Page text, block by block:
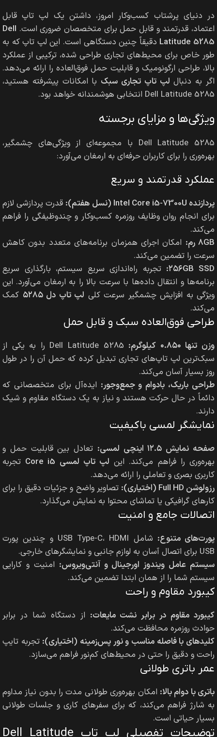
در دنیای پرشتاب کسب‌وکار امروز، داشتن یک لپ تاپ قابل
اعتماد، قدرتمند و قابل حمل برای متخصصان ضروری است. Dell
Latitude 5285 دقیقاً چنین دستگاهی است. این لپ تاپ که به
طور خاص برای محیط‌های تجاری طراحی شده، ترکیبی از عملکرد
بالا، طراحی ارگونومیک و قابلیت حمل فوق‌العاده را ارائه می‌دهد.
اگر به دنبال لپ تاپ تجاری سبک با امکانات پیشرفته هستید،
Dell Latitude 5285 انتخابی هوشمندانه خواهد بود.
ویژگی‌ها و مزایای برجسته
Dell Latitude 5285 با مجموعه‌ای از ویژگی‌های چشمگیر،
بهره‌وری را برای کاربران حرفه‌ای به ارمغان می‌آورد:
عملکرد قدرتمند و سریع
پردازنده Intel Core i5-7300U (نسل هفتم):
قدرت پردازشی لازم
برای انجام روان وظایف روزمره کسب‌وکار و چندوظیفگی را فراهم
می‌کند.
۸GB رم:
امکان اجرای همزمان برنامه‌های متعدد بدون کاهش
سرعت را تضمین می‌کند.
۲۵۶GB SSD: تجربه راه‌اندازی سریع سیستم، بارگذاری سریع
برنامه‌ها و انتقال داده‌ها با سرعت بالا را به ارمغان می‌آورد. این
ویژگی به افزایش چشمگیر سرعت کلی لپ تاپ دل ۵۲۸۵
کمک
می‌کند.
طراحی فوق‌العاده سبک و قابل حمل
وزن تنها ۰.۸۵۰ کیلوگرم:
Dell Latitude 5285 را به یکی از
سبک‌ترین لپ تاپ‌های تجاری تبدیل کرده که حمل آن را در طول
روز بسیار آسان می‌کند.
طراحی باریک، بادوام و جمع‌وجور: ایده‌آل برای متخصصانی که
دائماً در حال حرکت هستند و نیاز به یک دستگاه مقاوم و شیک
دارند.
نمایشگر لمسی باکیفیت
صفحه نمایش ۱۲.۵ اینچی لمسی:
تعادل بین قابلیت حمل و
بهره‌وری را فراهم می‌کند. این لپ تاپ لمسی Core i5
تجربه
کاربری بصری و تعاملی را ارائه می‌دهد.
رزولوشن Full HD (اختیاری):
تصاویر واضح و جزئیات دقیق را برای
کارهای گرافیکی یا تماشای محتوا به نمایش می‌گذارد.
اتصالات جامع و امنیت
پورت‌های متنوع:
شامل USB Type-C، HDMI و چندین پورت
USB برای اتصال آسان به لوازم جانبی و نمایشگرهای خارجی.
سیستم عامل ویندوز اورجینال و آنتی‌ویروس: امنیت و کارایی
سیستم شما را از همان ابتدا تضمین می‌کند.
کیبورد مقاوم و راحت
کیبورد مقاوم در برابر نشت مایعات: از دستگاه شما در برابر
حوادث روزمره محافظت می‌کند.
کلیدهای با فاصله مناسب و نور پس‌زمینه (اختیاری): تجربه تایپ
راحت و دقیق را حتی در محیط‌های کم‌نور فراهم می‌سازد.
عمر باتری طولانی
باتری با دوام بالا: امکان بهره‌وری طولانی مدت را بدون نیاز مداوم
به شارژ فراهم می‌کند، که برای سفرهای کاری و جلسات طولانی
بسیار حیاتی است.
توضیحات تفصیلی لپ تاپ Dell Latitude